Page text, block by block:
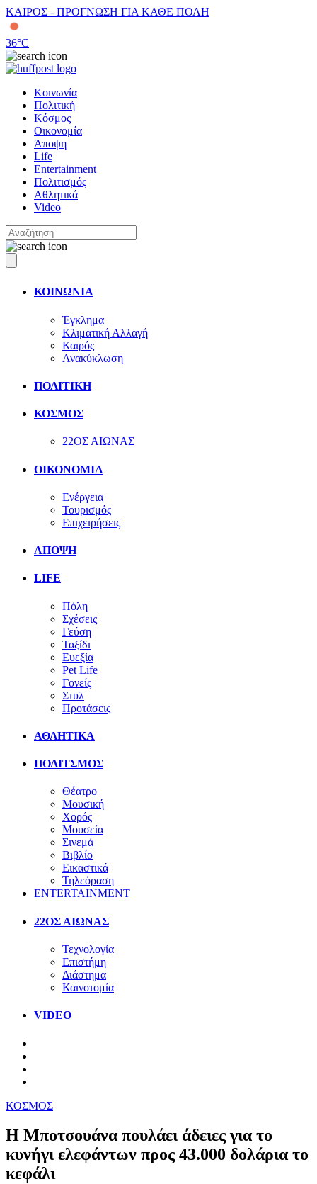
ΚΑΙΡΟΣ - ΠΡΟΓΝΩΣΗ ΓΙΑ ΚΑΘΕ ΠΟΛΗ
36°C
Κοινωνία
Πολιτική
Κόσμος
Οικονομία
Άποψη
Life
Entertainment
Πολιτισμός
Αθλητικά
Video
ΚΟΙΝΩΝΙΑ
Έγκλημα
Κλιματική Αλλαγή
Καιρός
Ανακύκλωση
ΠΟΛΙΤΙΚΗ
ΚΟΣΜΟΣ
22ΟΣ ΑΙΩΝΑΣ
ΟΙΚΟΝΟΜΙΑ
Ενέργεια
Τουρισμός
Επιχειρήσεις
ΑΠΟΨΗ
LIFE
Πόλη
Σχέσεις
Γεύση
Ταξίδι
Ευεξία
Pet Life
Γονείς
Στυλ
Προτάσεις
ΑΘΛΗΤΙΚΑ
ΠΟΛΙΤΣΜΟΣ
Θέατρο
Μουσική
Χορός
Μουσεία
Σινεμά
Βιβλίο
Εικαστικά
Τηλεόραση
ENTERTAINMENT
22ΟΣ ΑΙΩΝΑΣ
Τεχνολογία
Επιστήμη
Διάστημα
Καινοτομία
VIDEO
ΚΟΣΜΟΣ
Η Μποτσουάνα πουλάει άδειες για το
κυνήγι ελεφάντων προς 43.000 δολάρια το
κεφάλι